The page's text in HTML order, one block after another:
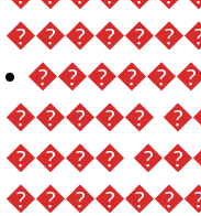
�����
����